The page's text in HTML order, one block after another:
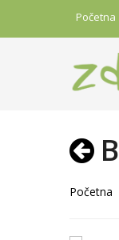
Početna
Početna